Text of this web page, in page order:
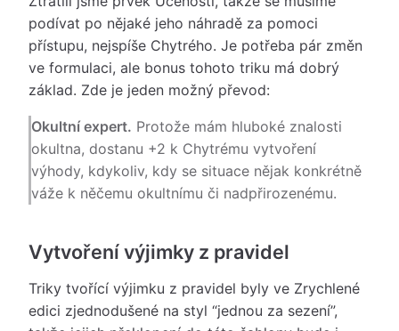
podívat po nějaké jeho náhradě za pomoci
přístupu, nejspíše Chytrého. Je potřeba pár změn
ve formulaci, ale bonus tohoto triku má dobrý
základ. Zde je jeden možný převod:
Okultní expert. Protože mám hluboké znalosti
okultna, dostanu +2 k Chytrému vytvoření
výhody, kdykoliv, kdy se situace nějak konkrétně
váže k něčemu okultnímu či nadpřirozenému.
Vytvoření výjimky z pravidel
Triky tvořící výjimku z pravidel byly ve Zrychlené
edici zjednodušené na styl “jednou za sezení”,